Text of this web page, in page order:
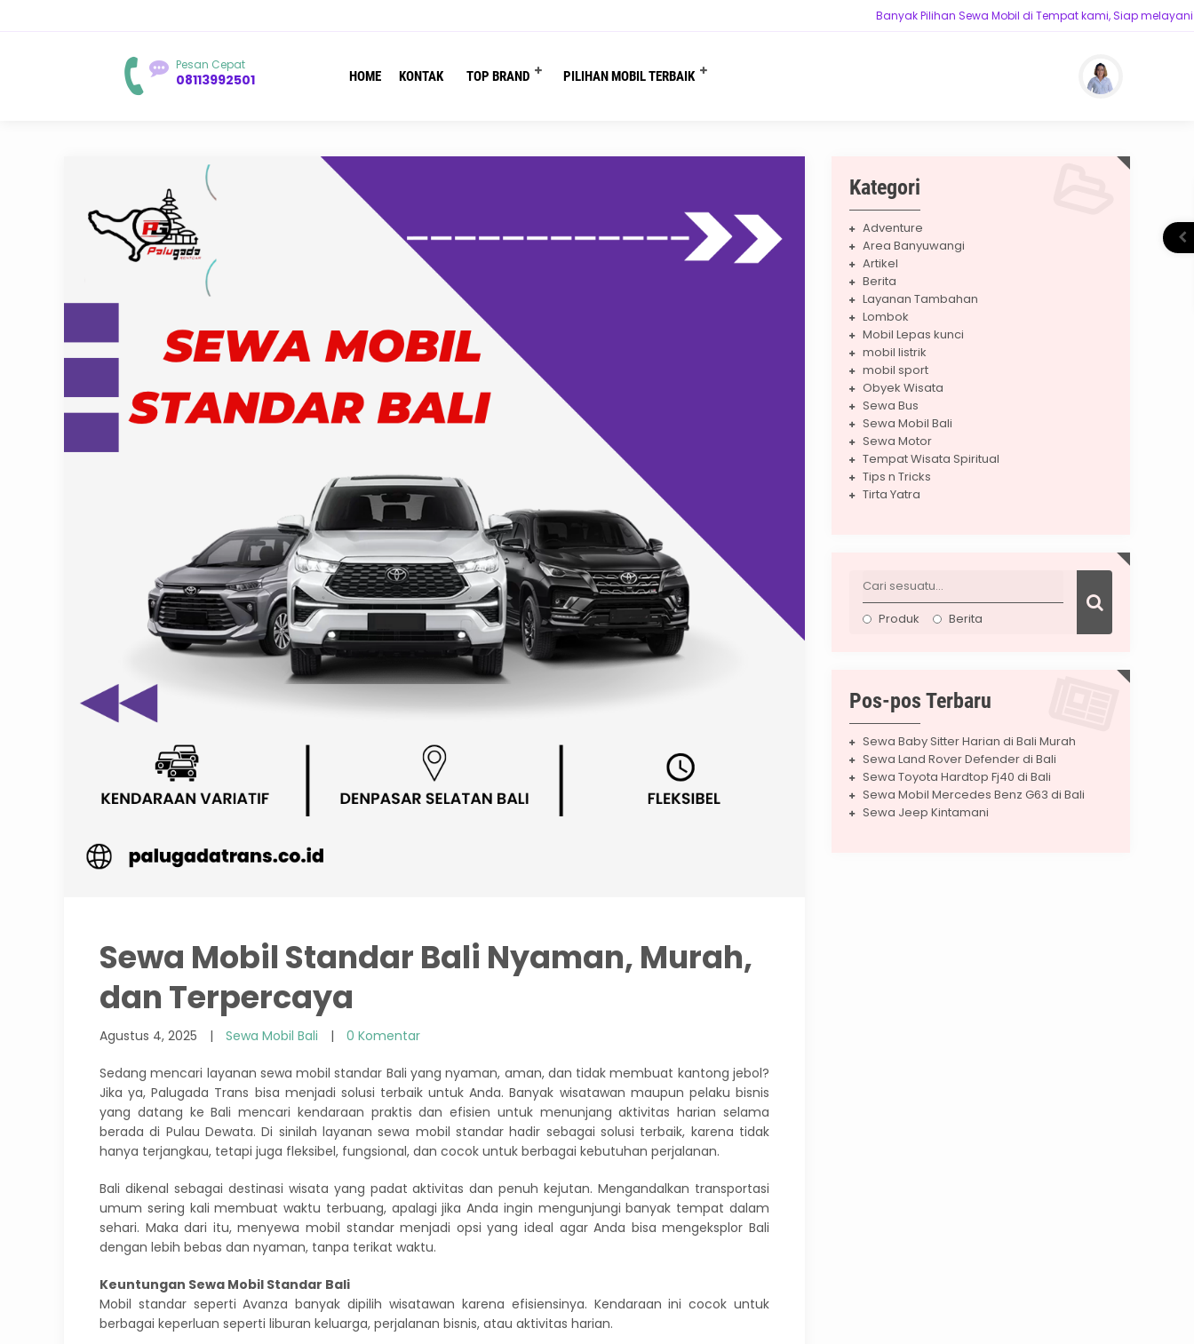
Banyak Pilihan Sewa Mobil di Tempat kami, Siap melayani
Pesan Cepat
08113992501 HOME KONTAK TOP BRAND PILIHAN MOBIL TERBAIK
Sewa Mobil Standar Bali Nyaman, Murah,
dan Terpercaya
Agustus 4, 2025 | Sewa Mobil Bali | 0 Komentar
Sedang mencari layanan sewa mobil standar Bali yang nyaman, aman, dan tidak membuat kantong jebol?
Jika ya, Palugada Trans bisa menjadi solusi terbaik untuk Anda. Banyak wisatawan maupun pelaku bisnis
yang datang ke Bali mencari kendaraan praktis dan efisien untuk menunjang aktivitas harian selama
berada di Pulau Dewata. Di sinilah layanan sewa mobil standar hadir sebagai solusi terbaik, karena tidak
hanya terjangkau, tetapi juga fleksibel, fungsional, dan cocok untuk berbagai kebutuhan perjalanan.
Bali dikenal sebagai destinasi wisata yang padat aktivitas dan penuh kejutan. Mengandalkan transportasi
umum sering kali membuat waktu terbuang, apalagi jika Anda ingin mengunjungi banyak tempat dalam
sehari. Maka dari itu, menyewa mobil standar menjadi opsi yang ideal agar Anda bisa mengeksplor Bali
dengan lebih bebas dan nyaman, tanpa terikat waktu.
Keuntungan Sewa Mobil Standar Bali
Mobil standar seperti Avanza banyak dipilih wisatawan karena efisiensinya. Kendaraan ini cocok untuk
berbagai keperluan seperti liburan keluarga, perjalanan bisnis, atau aktivitas harian.
Kategori
Adventure
Area Banyuwangi
Artikel
Berita
Layanan Tambahan
Lombok
Mobil Lepas kunci
mobil listrik
mobil sport
Obyek Wisata
Sewa Bus
Sewa Mobil Bali
Sewa Motor
Tempat Wisata Spiritual
Tips n Tricks
Tirta Yatra
Produk Berita
Pos-pos Terbaru
Sewa Baby Sitter Harian di Bali Murah
Sewa Land Rover Defender di Bali
Sewa Toyota Hardtop Fj40 di Bali
Sewa Mobil Mercedes Benz G63 di Bali
Sewa Jeep Kintamani